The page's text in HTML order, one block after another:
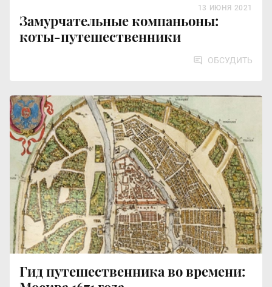
Замурчательные компаньоны:
коты-путешественники
13 ИЮНЯ 2021
ОБСУДИТЬ
Гид путешественника во времени: